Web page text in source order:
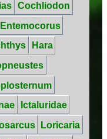
Cochliodon
Entemocorus
Hara
Ictaluridae
Loricaria